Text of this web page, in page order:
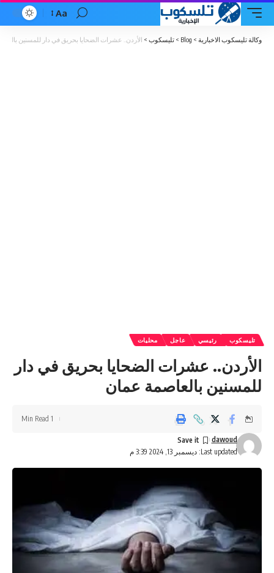
Font
Resizer
Aa
وكالة تليسكوب الاخبارية >
Blog
> تليسكوب > الأردن.. عشرات الضحايا بحريق في دار للمسنين
تليسكوب رئيسي عاجل محليات
الأردن.. عشرات الضحايا بحريق في دار
للمسنين بالعاصمة عمان
Last updated: ديسمبر 13, 2024 3:39 م
dawoud
1 Min Read